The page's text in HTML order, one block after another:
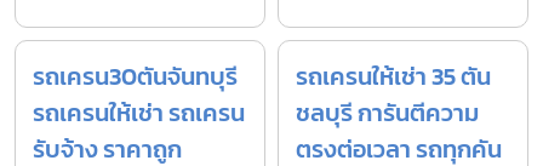
รถเครน30ตันจันทบุรี
รถเครนให้เช่า รถเครน
รับจ้าง ราคาถูก
รถเครนให้เช่า 35 ตัน
ชลบุรี การันตีความ
ตรงต่อเวลา รถทุกคัน